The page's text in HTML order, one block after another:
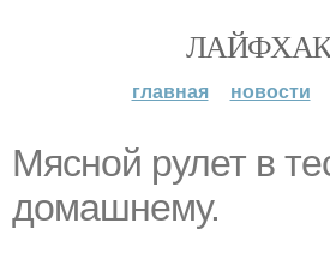
главная новости
Мясной рулет в
домашнему.